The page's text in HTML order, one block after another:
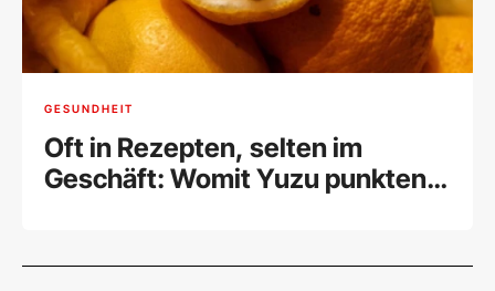
GESUNDHEIT
Oft in Rezepten, selten im
Geschäft: Womit Yuzu punkten